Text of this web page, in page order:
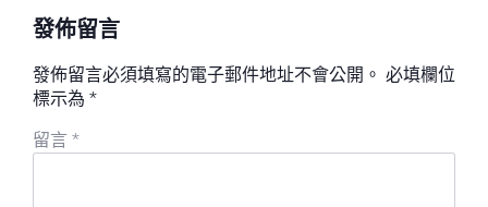
發佈留言
發佈留言必須填寫的電子郵件地址不會公開。 必填欄位
標示為 *
留言 *